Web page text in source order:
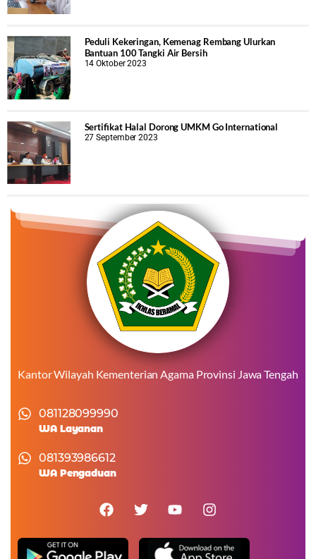
Peduli Kekeringan, Kemenag Rembang Ulurkan
Bantuan 100 Tangki Air Bersih
14 Oktober 2023
Sertifikat Halal Dorong UMKM Go International
27 September 2023
Kantor Wilayah Kementerian Agama Provinsi Jawa Tengah
081128099990
WA Layanan
081393986612
WA Pengaduan